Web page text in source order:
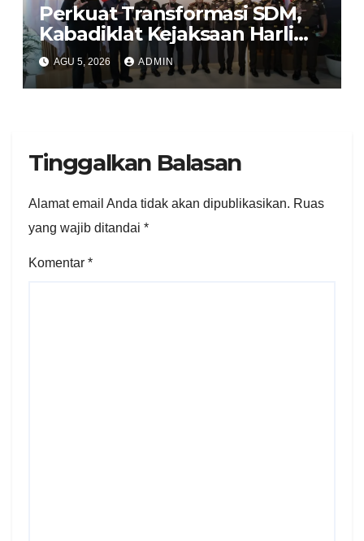
Perkuat Transformasi SDM,
Kabadiklat Kejaksaan Harli
Siregar Jalin Sinergi dengan
LAN RI
AGU 5, 2026 ADMIN
Tinggalkan Balasan
Alamat email Anda tidak akan dipublikasikan. Ruas
yang wajib ditandai *
Komentar *